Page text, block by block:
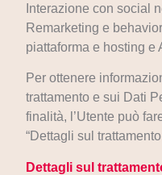
Interazione con social
Remarketing e
piattaforma e hosting e
Per ottenere
trattamento e sui Dati
finalità, l’Utente può
“Dettagli sul
Dettagli sul